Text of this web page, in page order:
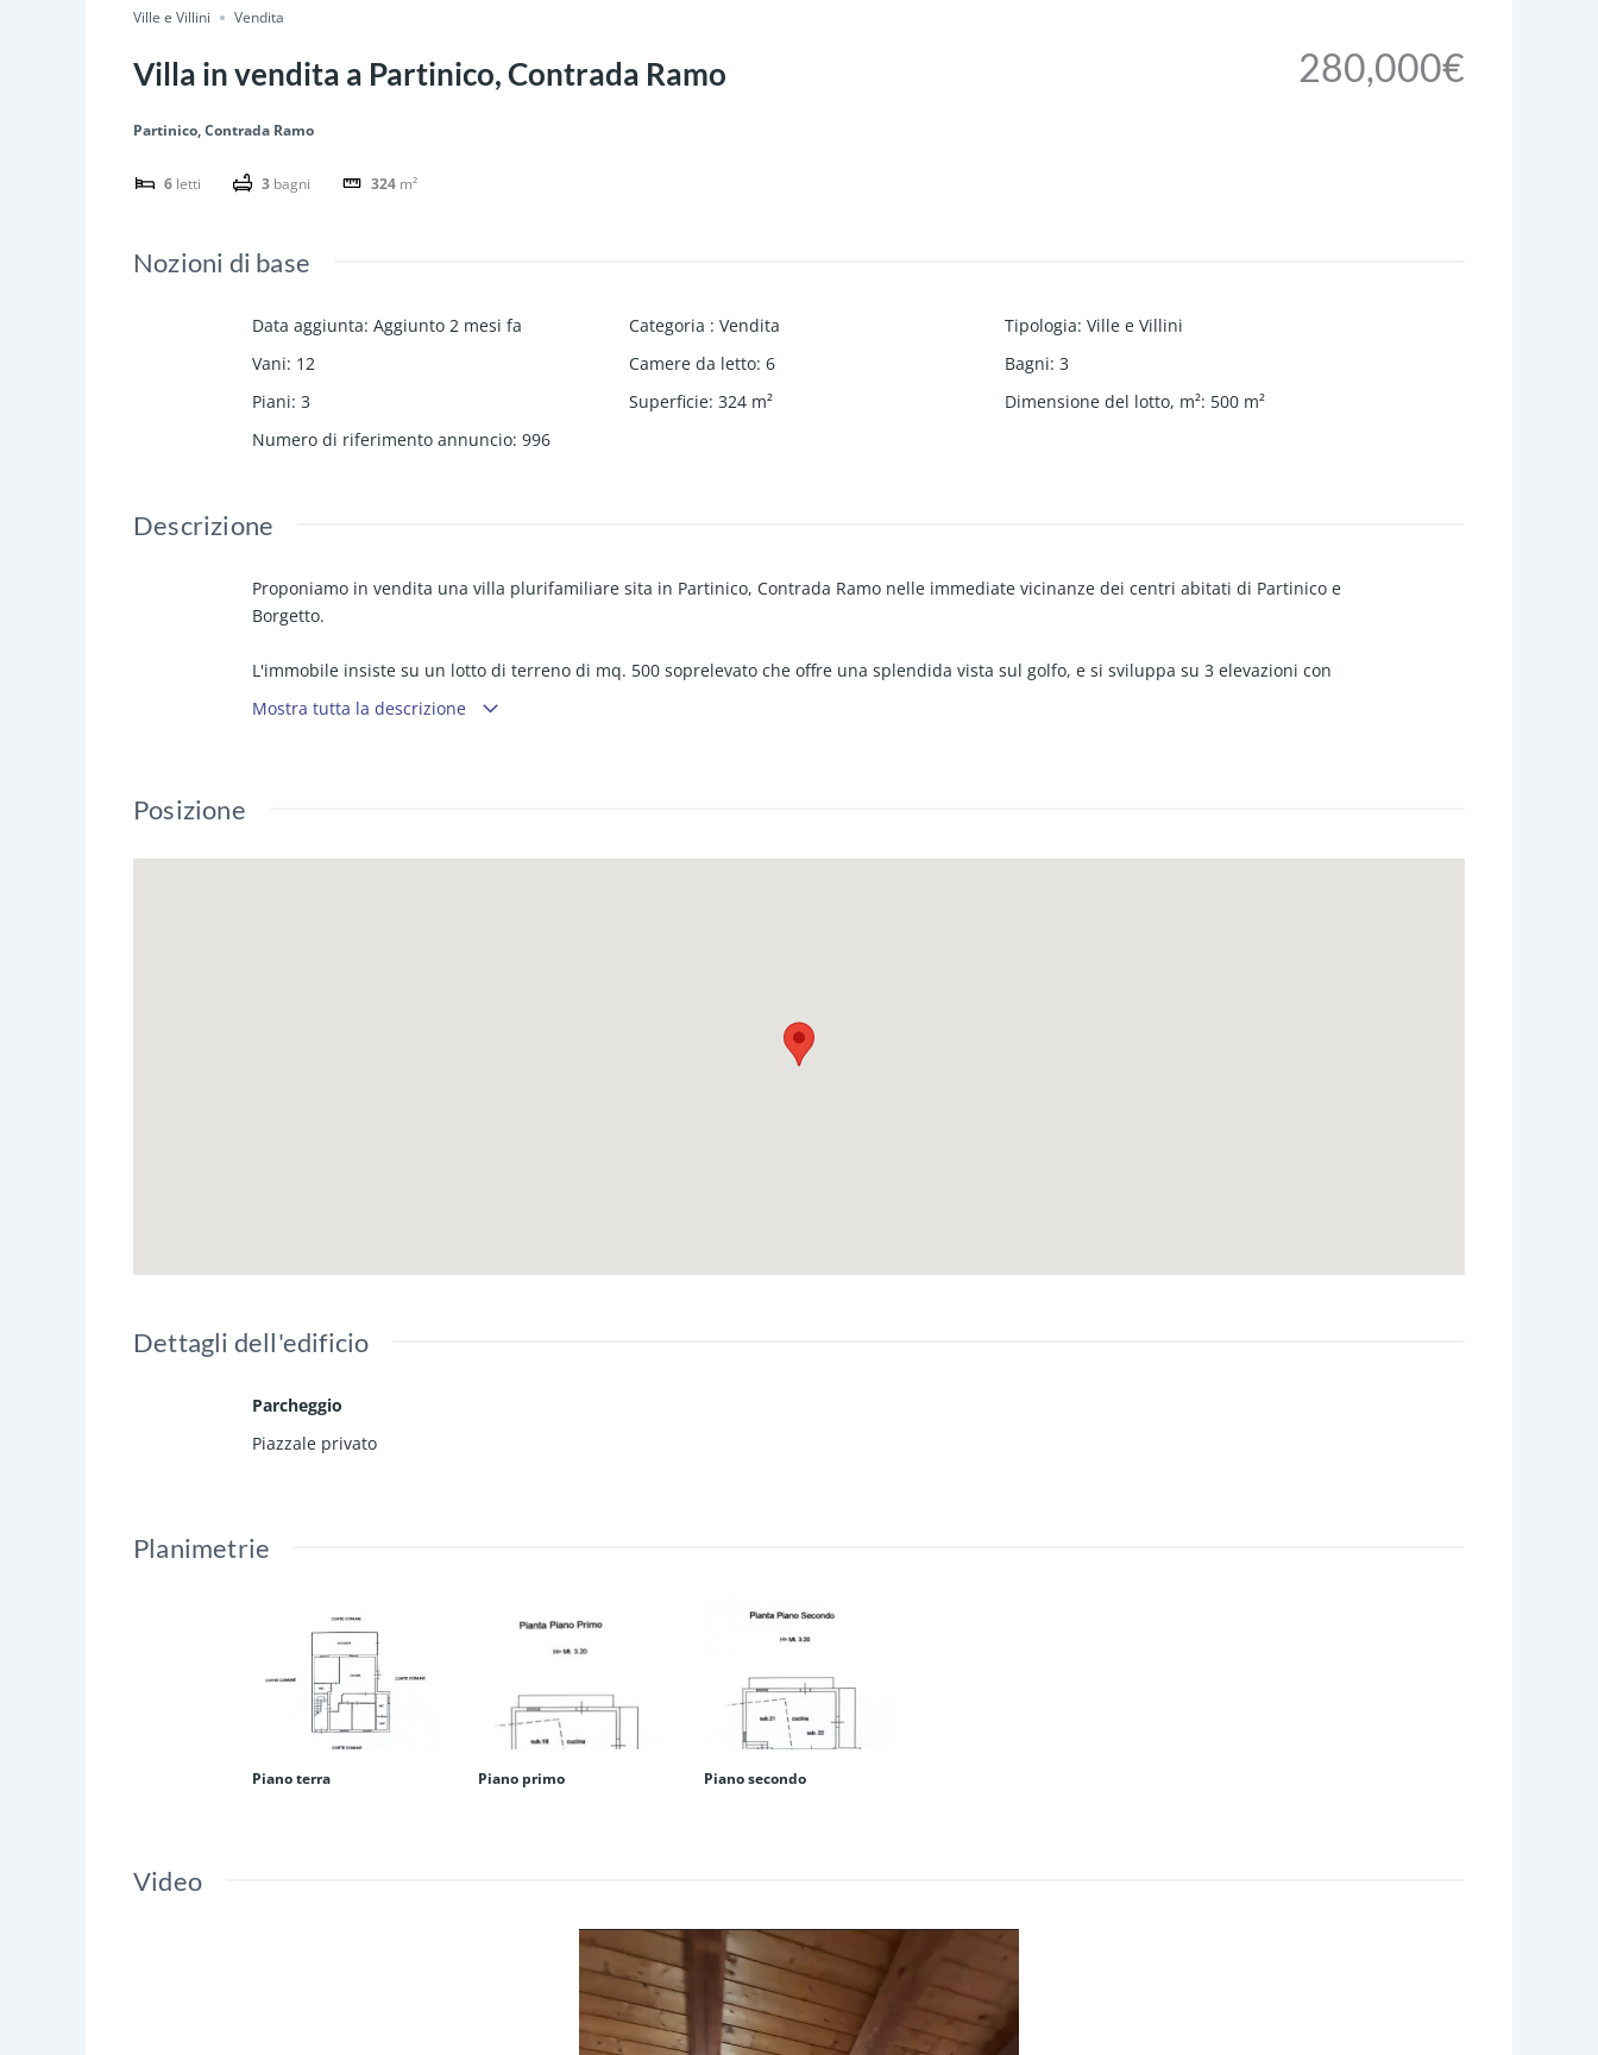
Ville e Villini Vendita
Villa in vendita a Partinico, Contrada Ramo
Partinico, Contrada Ramo
6 letti 3 bagni 324 m²
280,000€
Nozioni di base
Data aggiunta: Aggiunto 2 mesi fa Categoria : Vendita Tipologia: Ville e Villini
Vani: 12 Camere da letto: 6 Bagni: 3
Piani: 3 Superficie: 324 m² Dimensione del lotto, m²: 500 m²
Numero di riferimento annuncio: 996
Descrizione
Proponiamo in vendita una villa plurifamiliare sita in Partinico, Contrada Ramo nelle immediate vicinanze dei centri abitati di Partinico e
Borgetto.
L'immobile insiste su un lotto di terreno di mq. 500 soprelevato che offre una splendida vista sul golfo, e si sviluppa su 3 elevazioni con
altrettante 3 unità immobiliari separate e così composte:
su ampia cucina/soggiorno con accesso al balcone con vista sul golfo e balcone con angolo lavanderia coperta, 1 ripostiglio e
Mostra tutta la descrizione
Posizione
Dettagli dell'edificio
Parcheggio
Piazzale privato
Planimetrie
Piano terra Piano primo Piano secondo
Video